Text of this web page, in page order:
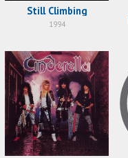
Still Climbing
1994